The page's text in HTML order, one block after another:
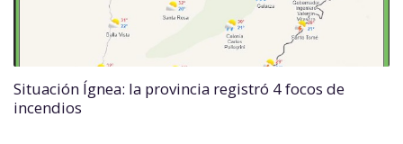
Situación Ígnea: la provincia registró 4 focos de
incendios